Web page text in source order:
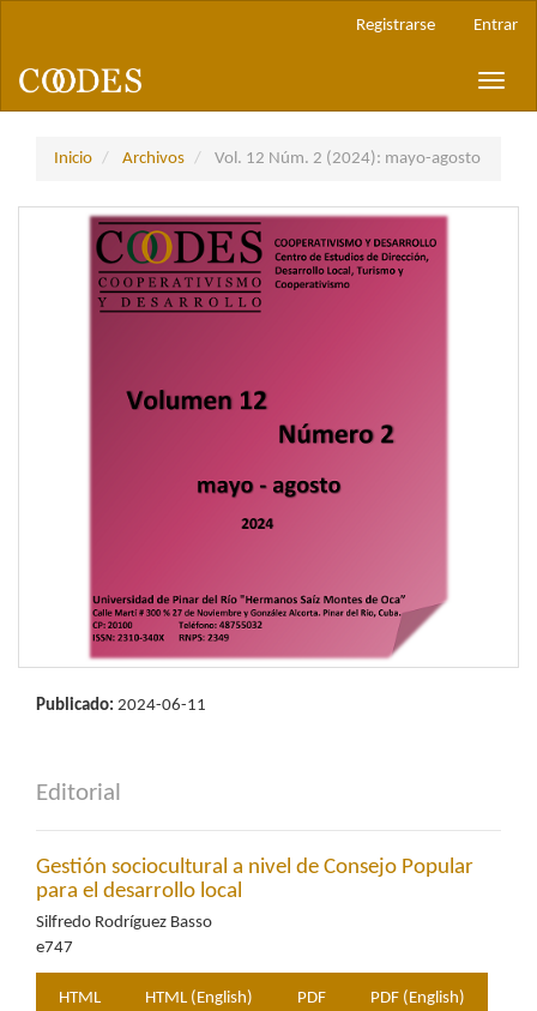
principal
Barra
Registrarse Entrar
Toggle
Inicio Archivos Vol. 12 Núm. 2 (2024): mayo-agosto
Publicado: 2024-06-11
Editorial
Gestión sociocultural a nivel de Consejo Popular
para el desarrollo local
Silfredo Rodríguez Basso
e747
HTML HTML (English) PDF PDF (English)